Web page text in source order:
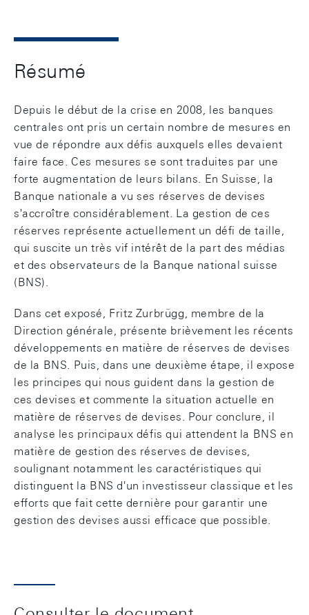
Résumé
Depuis le début de la crise en 2008, les banques
centrales ont pris un certain nombre de mesures en
vue de répondre aux défis auxquels elles devaient
faire face. Ces mesures se sont traduites par une
forte augmentation de leurs bilans. En Suisse, la
Banque nationale a vu ses réserves de devises
s'accroître considérablement. La gestion de ces
réserves représente actuellement un défi de taille,
qui suscite un très vif intérêt de la part des médias
et des observateurs de la Banque national suisse
(BNS).
Dans cet exposé, Fritz Zurbrügg, membre de la
Direction générale, présente brièvement les récents
développements en matière de réserves de devises
de la BNS. Puis, dans une deuxième étape, il expose
les principes qui nous guident dans la gestion de
ces devises et commente la situation actuelle en
matière de réserves de devises. Pour conclure, il
analyse les principaux défis qui attendent la BNS en
matière de gestion des réserves de devises,
soulignant notamment les caractéristiques qui
distinguent la BNS d'un investisseur classique et les
efforts que fait cette dernière pour garantir une
gestion des devises aussi efficace que possible.